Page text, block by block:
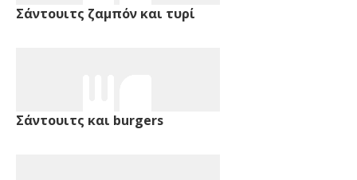
Σάντουιτς ζαμπόν και τυρί
Σάντουιτς και burgers